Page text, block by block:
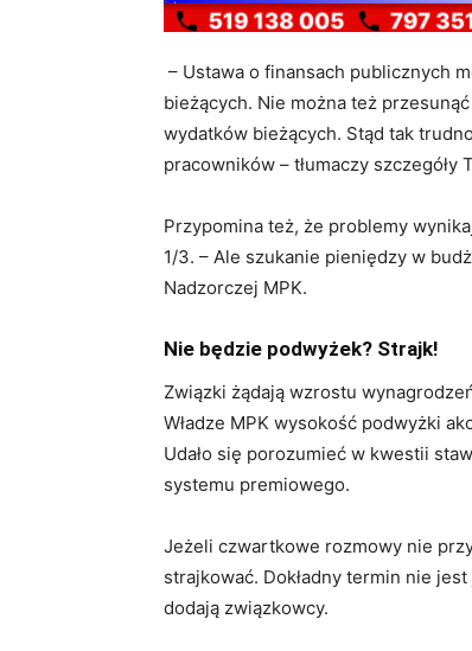
– Ustawa o finansach publicznych
bieżących. Nie można też
wydatków bieżących. Stąd tak
pracowników – tłumaczy szczegóły
Przypomina też, że problemy
1/3. – Ale szukanie pieniędzy w
Nadzorczej MPK.
Nie będzie podwyżek? Strajk!
Związki żądają wzrostu
Władze MPK wysokość podwyżki
Udało się porozumieć w kwestii
systemu premiowego.
Jeżeli czwartkowe rozmowy nie
strajkować. Dokładny termin nie
dodają związkowcy.